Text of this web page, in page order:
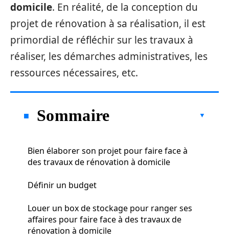
domicile. En réalité, de la conception du
projet de rénovation à sa réalisation, il est
primordial de réfléchir sur les travaux à
réaliser, les démarches administratives, les
ressources nécessaires, etc.
Sommaire
Bien élaborer son projet pour faire face à
des travaux de rénovation à domicile
Définir un budget
Louer un box de stockage pour ranger ses
affaires pour faire face à des travaux de
rénovation à domicile